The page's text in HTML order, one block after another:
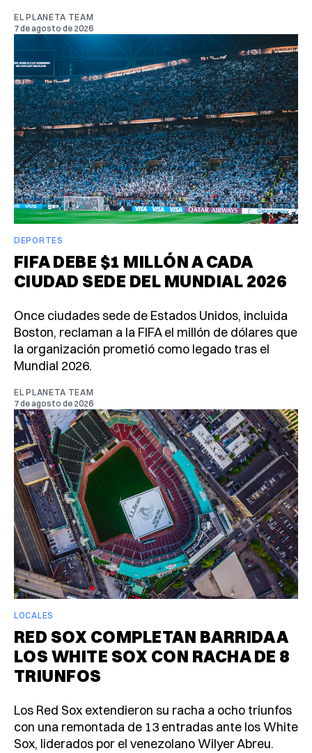
EL PLANETA TEAM
7 de agosto de 2026
DEPORTES
FIFA DEBE $1 MILLÓN A CADA
CIUDAD SEDE DEL MUNDIAL 2026
Once ciudades sede de Estados Unidos, incluida
Boston, reclaman a la FIFA el millón de dólares que
la organización prometió como legado tras el
Mundial 2026.
EL PLANETA TEAM
7 de agosto de 2026
LOCALES
RED SOX COMPLETAN BARRIDA A
LOS WHITE SOX CON RACHA DE 8
TRIUNFOS
Los Red Sox extendieron su racha a ocho triunfos
con una remontada de 13 entradas ante los White
Sox, liderados por el venezolano Wilyer Abreu.